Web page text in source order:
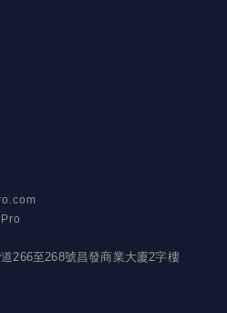
266至268號昌發商業大廈2字樓